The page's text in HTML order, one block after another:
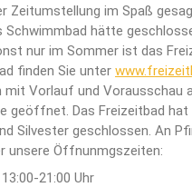
Zeitumstellung im Spaß
hätte
nur im Sommer ist das
finden Sie unter
mit Vorlauf und
geöffnet. Das Freizeitbad
Silvester geschlossen. An
unsere Öffnunmgszeiten:
21:00 Uhr